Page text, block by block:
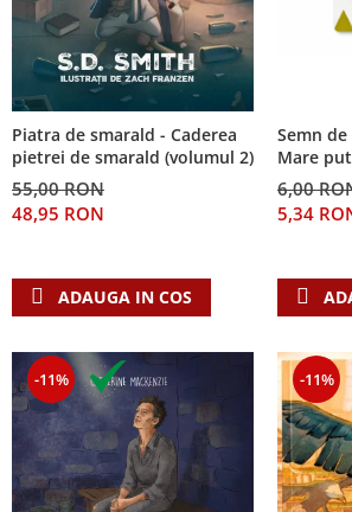
Piatra de smarald - Caderea
pietrei de smarald (volumul 2)
55,00 RON
48,95 RON
ADAUGA IN COS
Semn
Mare
6,00
5,34
-11% -11%